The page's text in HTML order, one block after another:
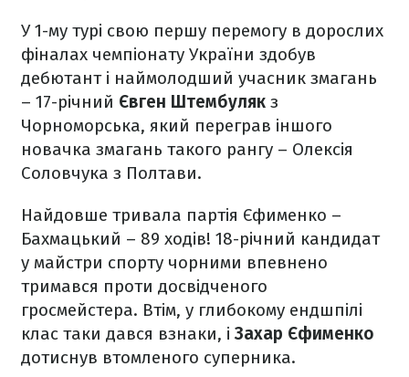
У 1-му турі свою першу перемогу в дорослих
фіналах чемпіонату України здобув
дебютант і наймолодший учасник змагань
– 17-річний Євген Штембуляк з
Чорноморська, який переграв іншого
новачка змагань такого рангу – Олексія
Соловчука з Полтави.
Найдовше тривала партія Єфименко –
Бахмацький – 89 ходів! 18-річний кандидат
у майстри спорту чорними впевнено
тримався проти досвідченого
гросмейстера. Втім, у глибокому ендшпілі
клас таки дався взнаки, і Захар Єфименко
дотиснув втомленого суперника.